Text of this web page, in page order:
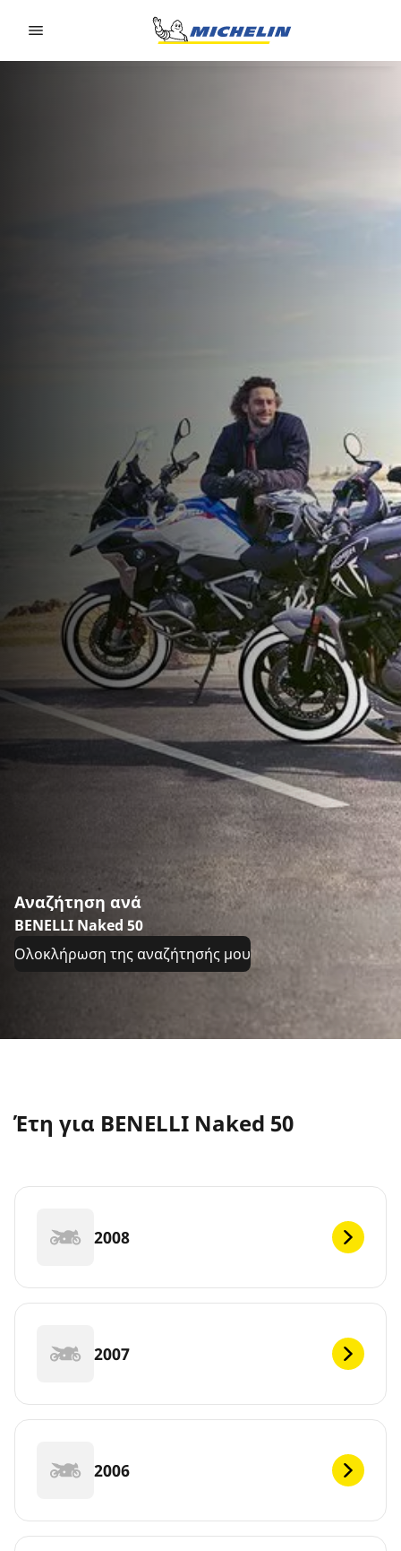
Αναζήτηση ανά
BENELLI Naked 50
Ολοκλήρωση της αναζήτησής μου
Έτη για BENELLI Naked 50
2008
2007
2006